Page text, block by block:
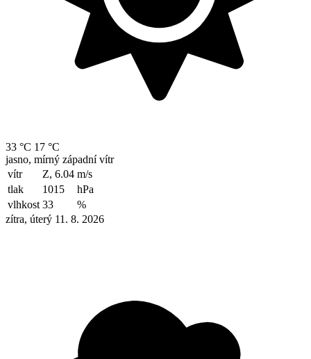
33 °C 17 °C
jasno, mírný západní vítr
vítr
Z, 6.04 m/s
tlak
1015
hPa
vlhkost 33
%
zítra, úterý 11. 8. 2026